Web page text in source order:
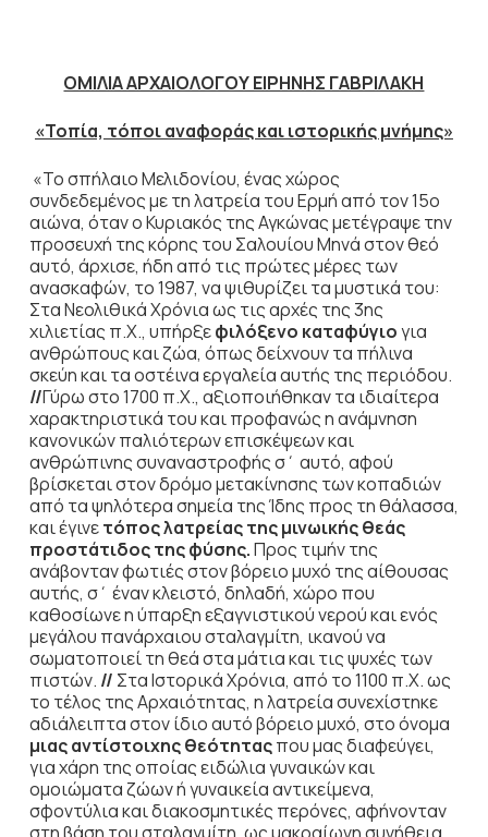
ΟΜΙΛΙΑ ΑΡΧΑΙΟΛΟΓΟΥ ΕΙΡΗΝΗΣ ΓΑΒΡΙΛΑΚΗ
«Τοπία, τόποι αναφοράς και ιστορικής μνήμης»
«Το σπήλαιο Μελιδονίου, ένας χώρος
συνδεδεμένος με τη λατρεία του Ερμή από τον 15ο
αιώνα, όταν ο Κυριακός της Αγκώνας μετέγραψε την
προσευχή της κόρης του Σαλουίου Μηνά στον θεό
αυτό, άρχισε, ήδη από τις πρώτες μέρες των
ανασκαφών, το 1987, να ψιθυρίζει τα μυστικά του:
Στα Νεολιθικά Χρόνια ως τις αρχές της 3ης
χιλιετίας π.Χ., υπήρξεφιλόξενο καταφύγιογια
ανθρώπους και ζώα, όπως δείχνουν τα πήλινα
σκεύη και τα οστέινα εργαλεία αυτής της περιόδου.
//Γύρω στο 1700 π.Χ., αξιοποιήθηκαν τα ιδιαίτερα
χαρακτηριστικά του και προφανώς η ανάμνηση
κανονικών παλιότερων επισκέψεων και
ανθρώπινης συναναστροφής σ΄ αυτό, αφού
βρίσκεται στον δρόμο μετακίνησης των κοπαδιών
από τα ψηλότερα σημεία της Ίδης προς τη θάλασσα,
και έγινετόπος λατρείας της μινωικής θεάς
προστάτιδος της φύσης.Προς τιμήν της
ανάβονταν φωτιές στον βόρειο μυχό της αίθουσας
αυτής, σ΄ έναν κλειστό, δηλαδή, χώρο που
καθοσίωνε η ύπαρξη εξαγνιστικού νερού και ενός
μεγάλου πανάρχαιου σταλαγμίτη, ικανού να
σωματοποιεί τη θεά στα μάτια και τις ψυχές των
πιστών. // Στα Ιστορικά Χρόνια, από το 1100 π.Χ. ως
το τέλος της Αρχαιότητας, η λατρεία συνεχίστηκε
αδιάλειπτα στον ίδιο αυτό βόρειο μυχό, στο όνομα
μιας αντίστοιχης θεότηταςπου μας διαφεύγει,
για χάρη της οποίας ειδώλια γυναικών και
ομοιώματα ζώων ή γυναικεία αντικείμενα,
σφοντύλια και διακοσμητικές περόνες, αφήνονταν